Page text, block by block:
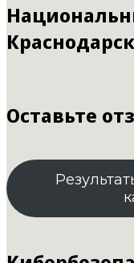
Оставьте